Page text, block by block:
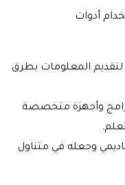
أدوات
المعلومات بطرق
وأجهزة متخصصة
وجعله في متناول